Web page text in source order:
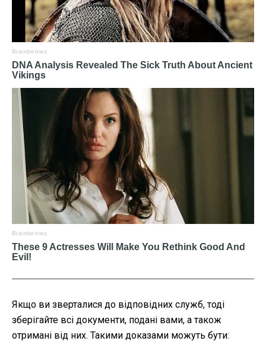
Якщо ви зверталися до відповідних служб, тоді
зберігайте всі документи, подані вами, а також
отримані від них. Такими доказами можуть бути: